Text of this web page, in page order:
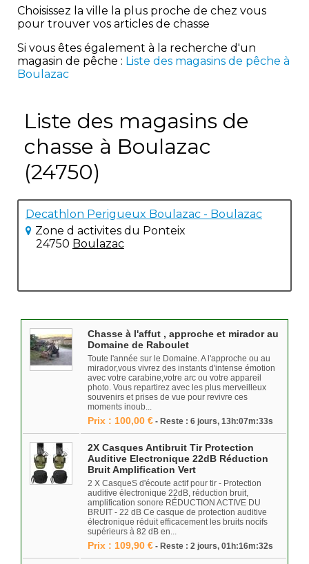
Choisissez la ville la plus proche de chez vous
pour trouver vos articles de chasse
Si vous êtes également à la recherche d'un
magasin de pêche : Liste des magasins de pêche à
Boulazac
Liste des magasins de
chasse à Boulazac
(24750)
Decathlon Perigueux Boulazac - Boulazac
Zone d activites du Ponteix
24750 Boulazac
Chasse à l'affut , approche et mirador au
Domaine de Raboulet
Toute l'année sur le Domaine. A l'approche ou au
mirador,vous vivrez des instants d'intense émotion
avec votre carabine,votre arc ou votre appareil
photo. Vous repartirez avec les plus merveilleux
souvenirs et prises de vue pour revivre ces
moments inoub...
Prix : 100,00 € - Reste : 6 jours, 13h:07m:33s
2X Casques Antibruit Tir Protection
Auditive Electronique 22dB Réduction
Bruit Amplification Vert
2 X CasqueS d'écoute actif pour tir - Protection
auditive électronique 22dB, réduction bruit,
amplification sonore RÉDUCTION ACTIVE DU
BRUIT - 22 dB Ce casque de protection auditive
électronique réduit efficacement les bruits nocifs
supérieurs à 82 dB en...
Prix : 109,90 € - Reste : 2 jours, 01h:16m:32s